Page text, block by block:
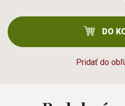
Pridať do
DO